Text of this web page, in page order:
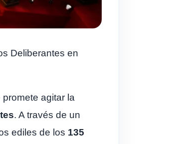
Deliberantes en
agitar la
. A través de un
ediles de los 135